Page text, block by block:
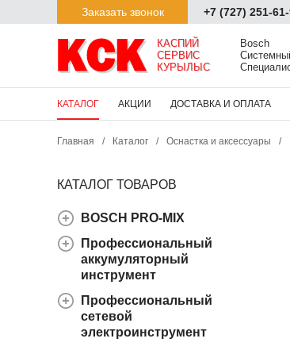
Заказать звонок +7 (727) 251-
КАСПИЙ
СЕРВИС
КУРЫЛЫС
Bosch
КАТАЛОГ АКЦИИ ДОСТАВКА И ОПЛАТА
Главная / Каталог / Оснастка и аксессуары /
КАТАЛОГ ТОВАРОВ
BOSCH PRO-MIX
Профессиональный
аккумуляторный
инструмент
Профессиональный
сетевой
электроинструмент